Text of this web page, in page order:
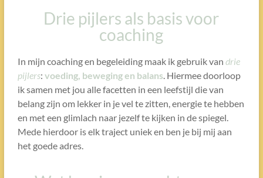
Drie pijlers als basis voor
coaching
In mijn coaching en begeleiding maak ik gebruik van drie
pijlers: voeding, beweging en balans. Hiermee doorloop
ik samen met jou alle facetten in een leefstijl die van
belang zijn om lekker in je vel te zitten, energie te hebben
en met een glimlach naar jezelf te kijken in de spiegel.
Mede hierdoor is elk traject uniek en ben je bij mij aan
het goede adres.